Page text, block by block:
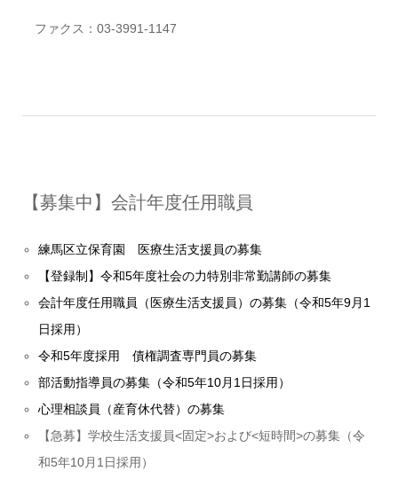
ファクス：03-3991-1147
【募集中】会計年度任用職員
練馬区立保育園 医療生活支援員の募集
【登録制】令和5年度社会の力特別非常勤講師の募集
会計年度任用職員（医療生活支援員）の募集（令和5年9月1
日採用）
令和5年度採用 債権調査専門員の募集
部活動指導員の募集（令和5年10月1日採用）
心理相談員（産育休代替）の募集
【急募】学校生活支援員<固定>および<短時間>の募集（令
和5年10月1日採用）